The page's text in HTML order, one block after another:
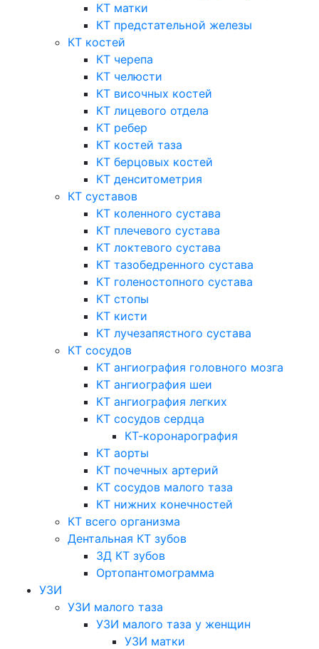
КТ матки
КТ предстательной железы
КТ костей
КТ черепа
КТ челюсти
КТ височных костей
КТ лицевого отдела
КТ ребер
КТ костей таза
КТ берцовых костей
КТ денситометрия
КТ суставов
КТ коленного сустава
КТ плечевого сустава
КТ локтевого сустава
КТ тазобедренного сустава
КТ голеностопного сустава
КТ стопы
КТ кисти
КТ лучезапястного сустава
КТ сосудов
КТ ангиография головного мозга
КТ ангиография шеи
КТ ангиография легких
КТ сосудов сердца
КТ-коронарография
КТ аорты
КТ почечных артерий
КТ сосудов малого таза
КТ нижних конечностей
КТ всего организма
Дентальная КТ зубов
3Д КТ зубов
Ортопантомограмма
УЗИ
УЗИ малого таза
УЗИ малого таза у женщин
УЗИ матки